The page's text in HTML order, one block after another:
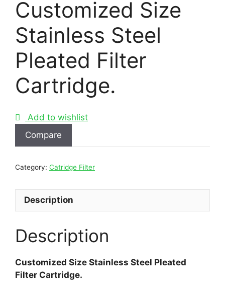
Customized Size
Stainless Steel
Pleated Filter
Cartridge.
Add to wishlist
Compare
Category: Catridge Filter
Description
Description
Customized Size Stainless Steel Pleated
Filter Cartridge.